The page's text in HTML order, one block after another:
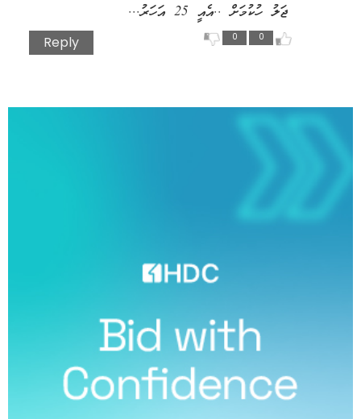
ޖަލު ހުކުމަށް ..އެއީ 25 އަހަރު...
Reply 0
0